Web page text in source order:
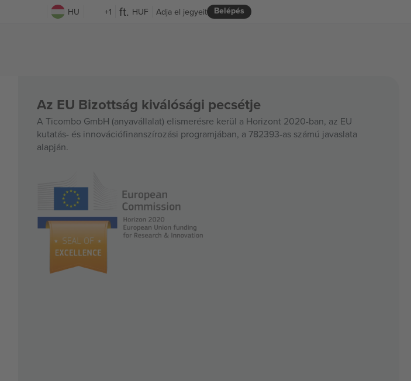
HU +1 HUF Belépés
Adja el jegyeit
Az EU Bizottság kiválósági pecsétje
A Ticombo GmbH (anyavállalat) elismerésre kerül a Horizont 2020-ban, az EU
kutatás- és innovációfinanszírozási programjában, a 782393-as számú javaslata
alapján.